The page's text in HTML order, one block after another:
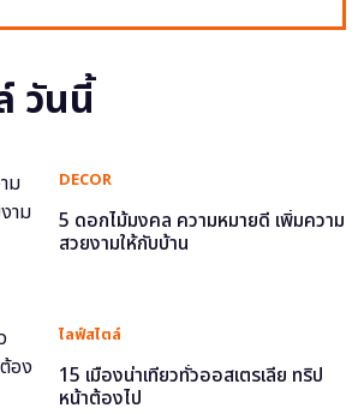
วันนี้
DECOR
5 ดอกไม้มงคล ความหมายดี เพิ่มความ
สวยงามให้กับบ้าน
ไลฟ์สไตล์
15 เมืองน่าเที่ยวทั่วออสเตรเลีย ทริป
หน้าต้องไป